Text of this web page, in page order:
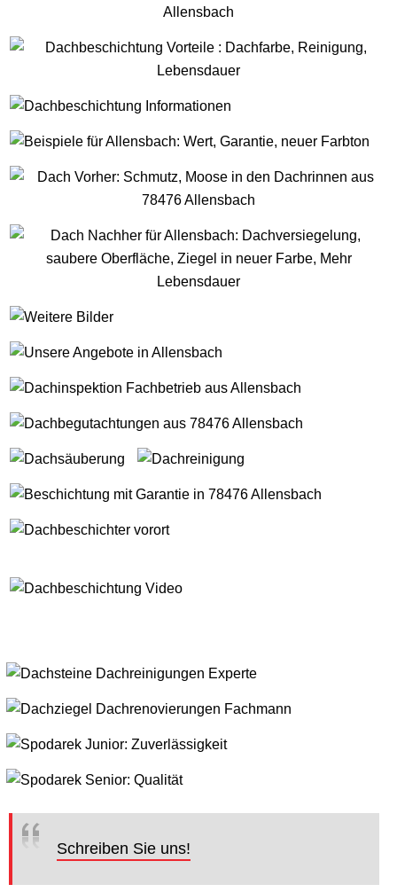
Schreiben Sie uns!